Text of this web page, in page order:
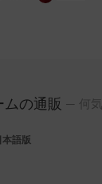
の通販
何
本語版